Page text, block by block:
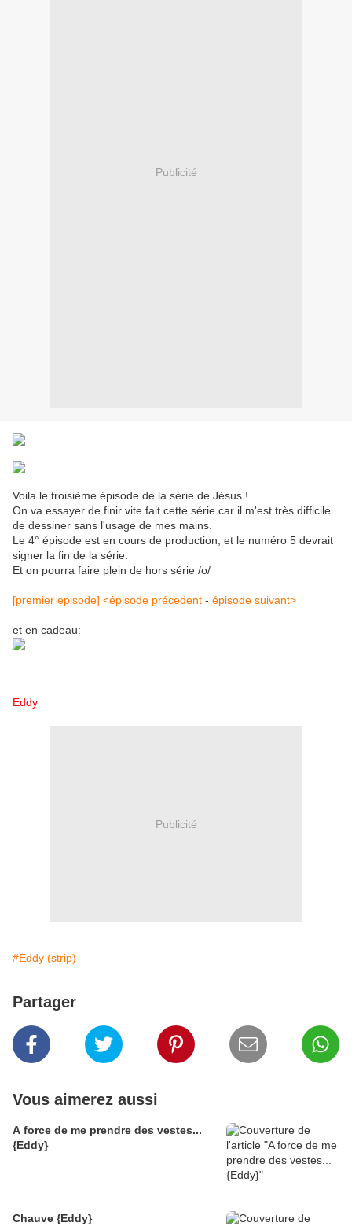
Publicité
Voila le troisième épisode de la série de Jésus !
On va essayer de finir vite fait cette série car il m'est très difficile
de dessiner sans l'usage de mes mains.
Le 4° épisode est en cours de production, et le numéro 5 devrait
signer la fin de la série.
Et on pourra faire plein de hors série /o/
[premier episode] <épisode précedent - épisode suivant>
et en cadeau:
Eddy
Publicité
#Eddy (strip)
Partager
Vous aimerez aussi
A force de me prendre des vestes...
{Eddy}
Chauve {Eddy}